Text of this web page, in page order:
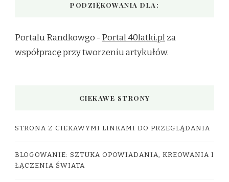
PODZIĘKOWANIA DLA:
Portalu Randkowgo - Portal 40latki.plza
współpracę przy tworzeniu artykułów.
CIEKAWE STRONY
STRONA Z CIEKAWYMI LINKAMI DO PRZEGLĄDANIA
BLOGOWANIE: SZTUKA OPOWIADANIA, KREOWANIA I
ŁĄCZENIA ŚWIATA